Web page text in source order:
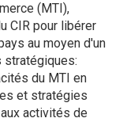
(MTI),
CIR pour libérer
au moyen d'un
stratégiques:
du MTI en
et stratégies
activités de